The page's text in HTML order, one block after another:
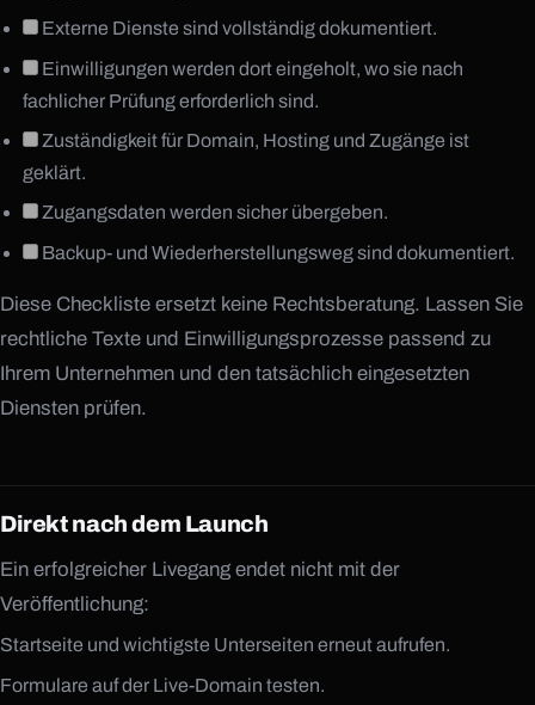
Externe Dienste sind vollständig dokumentiert.
Einwilligungen werden dort eingeholt, wo sie nach
fachlicher Prüfung erforderlich sind.
Zuständigkeit für Domain, Hosting und Zugänge ist
geklärt.
Zugangsdaten werden sicher übergeben.
Backup- und Wiederherstellungsweg sind dokumentiert.
Diese Checkliste ersetzt keine Rechtsberatung. Lassen Sie
rechtliche Texte und Einwilligungsprozesse passend zu
Ihrem Unternehmen und den tatsächlich eingesetzten
Diensten prüfen.
Direkt nach dem Launch
Ein erfolgreicher Livegang endet nicht mit der
Veröffentlichung:
Startseite und wichtigste Unterseiten erneut aufrufen.
Formulare auf der Live-Domain testen.